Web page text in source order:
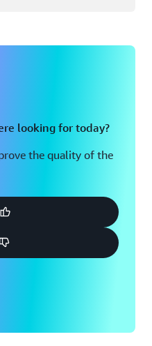
looking for today?
the quality of the